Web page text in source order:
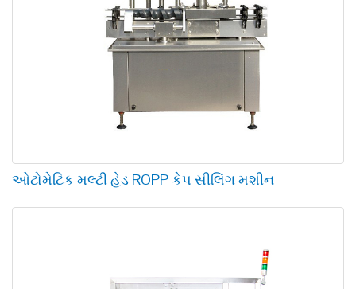
ઓટોમેટિક મલ્ટી હેડ ROPP કેપ સીલિંગ મશીન